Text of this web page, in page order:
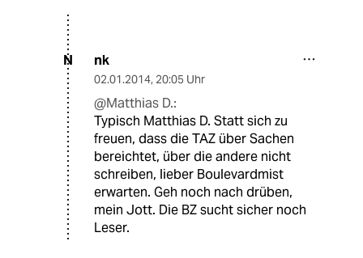
N nk
02.01.2014, 20:05 Uhr
@Matthias D.:
Typisch Matthias D. Statt sich zu
freuen, dass die TAZ über Sachen
bereichtet, über die andere nicht
schreiben, lieber Boulevardmist
erwarten. Geh noch nach drüben,
mein Jott. Die BZ sucht sicher noch
Leser.